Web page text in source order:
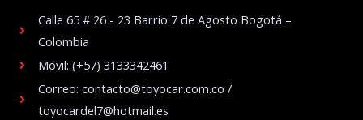
Calle 65 # 26 - 23 Barrio 7 de Agosto Bogotá –
Colombia
Móvil: (+57) 3133342461
Correo: contacto@toyocar.com.co /
toyocardel7@hotmail.es